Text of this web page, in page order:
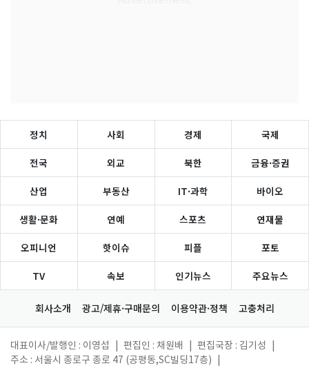
정치 사회 경제 국제
전국 외교 북한 금융·증권
산업 부동산 IT·과학 바이오
생활·문화 연예 스포츠 연재물
오피니언 핫이슈 피플 포토
TV 속보 인기뉴스 주요뉴스
회사소개 광고/제휴·구매문의 이용약관·정책 고충처리
대표이사/발행인 : 이영섭 편집인 : 채원배 편집국장 : 김기성
주소 : 서울시 종로구 종로 47 (공평동,SC빌딩17층)